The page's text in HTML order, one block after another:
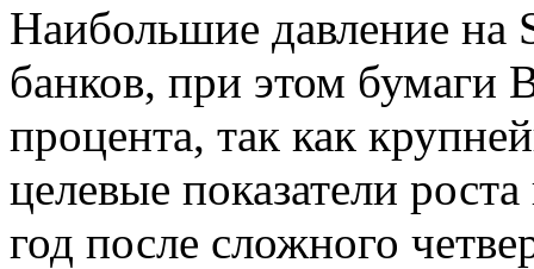
Наибольшие давление на
банков, при этом бумаги
процента, так как
целевые показатели
год после сложного